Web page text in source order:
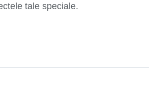
tale speciale.